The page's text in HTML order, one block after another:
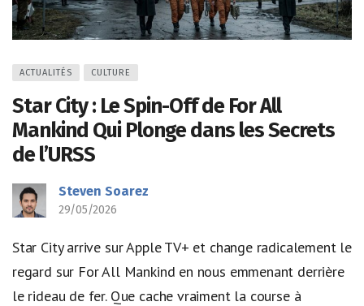
ACTUALITÉS CULTURE
Star City : Le Spin-Off de For All
Mankind Qui Plonge dans les Secrets
de l’URSS
Steven Soarez
29/05/2026
Star City arrive sur Apple TV+ et change radicalement le
regard sur For All Mankind en nous emmenant derrière
le rideau de fer. Que cache vraiment la course à